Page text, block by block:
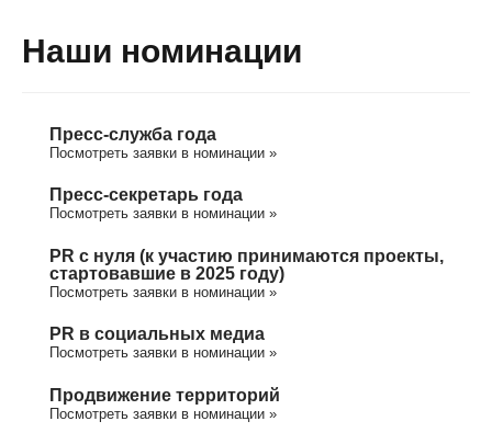
Наши номинации
Пресс-служба года
Посмотреть заявки в номинации »
Пресс-секретарь года
Посмотреть заявки в номинации »
PR с нуля (к участию принимаются проекты,
стартовавшие в 2025 году)
Посмотреть заявки в номинации »
PR в социальных медиа
Посмотреть заявки в номинации »
Продвижение территорий
Посмотреть заявки в номинации »